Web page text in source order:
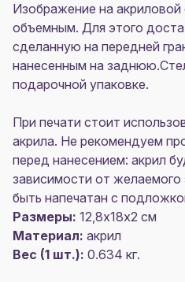
Изображение на
объемным. Для этого
сделанную на передней
нанесенным на
подарочной упаковке.
При печати стоит
акрила. Не рекомендуем
перед нанесением: акрил
зависимости от
быть напечатан с
Размеры: 12,8х18х2 см
Материал: акрил
Вес (1 шт.): 0.634 кг.